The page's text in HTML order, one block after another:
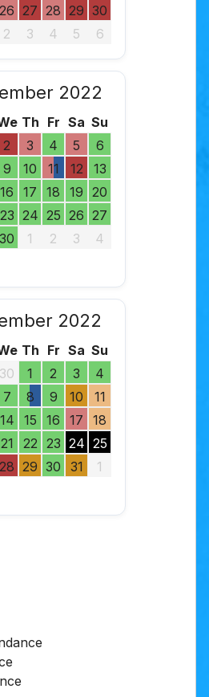
26 27 28 29 30
2 3 4 5 6
2022
Th Fr Sa Su
2 3 4 5
6
9 10 11 12
13
16 17 18 19 20
23 24 25 26 27
30 1 2 3 4
2022
Th Fr Sa Su
30 1 2 3
4
7 8 9 10
11
14 15 16 17
18
21 22 23 24 25
28 29 30 31 1